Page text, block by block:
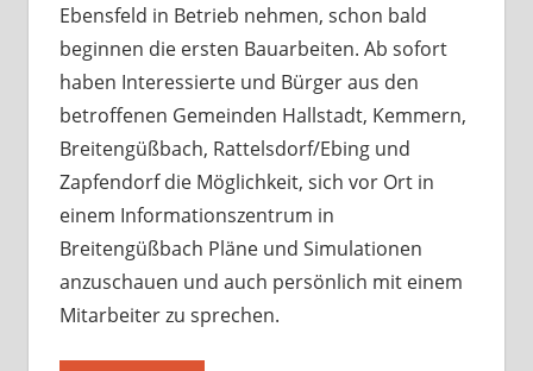
Ebensfeld in Betrieb nehmen, schon bald
beginnen die ersten Bauarbeiten. Ab sofort
haben Interessierte und Bürger aus den
betroffenen Gemeinden Hallstadt, Kemmern,
Breitengüßbach, Rattelsdorf/Ebing und
Zapfendorf die Möglichkeit, sich vor Ort in
einem Informationszentrum in
Breitengüßbach Pläne und Simulationen
anzuschauen und auch persönlich mit einem
Mitarbeiter zu sprechen.